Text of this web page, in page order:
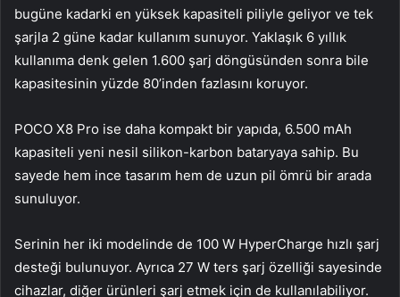
bugüne kadarki en yüksek kapasiteli piliyle geliyor ve tek
şarjla 2 güne kadar kullanım sunuyor. Yaklaşık 6 yıllık
kullanıma denk gelen 1.600 şarj döngüsünden sonra bile
kapasitesinin yüzde 80’inden fazlasını koruyor.
POCO X8 Pro ise daha kompakt bir yapıda, 6.500 mAh
kapasiteli yeni nesil silikon-karbon bataryaya sahip. Bu
sayede hem ince tasarım hem de uzun pil ömrü bir arada
sunuluyor.
Serinin her iki modelinde de 100 W HyperCharge hızlı şarj
desteği bulunuyor. Ayrıca 27 W ters şarj özelliği sayesinde
cihazlar, diğer ürünleri şarj etmek için de kullanılabiliyor.